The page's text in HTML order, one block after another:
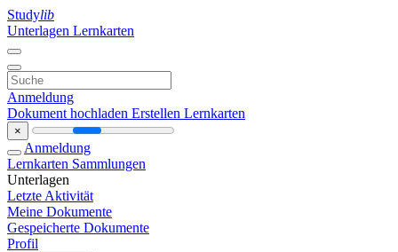
Studylib
Unterlagen Lernkarten
Anmeldung
Dokument hochladen Erstellen Lernkarten
×
Anmeldung
Lernkarten Sammlungen
Unterlagen
Letzte Aktivität
Meine Dokumente
Gespeicherte Dokumente
Profil